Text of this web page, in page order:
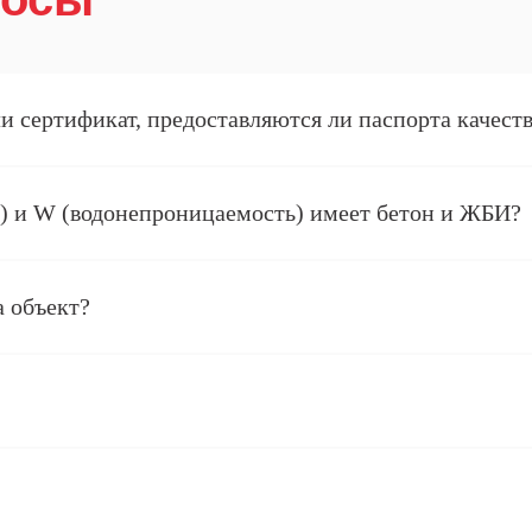
сертификат, предоставляются ли паспорта
и W (водонепроницаемость) имеет бетон и ЖБИ?
объект?